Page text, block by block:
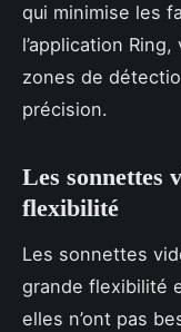
qui minimise les
l’application
zones de
précision.
Les sonnettes
flexibilité
Les sonnettes
grande flexibilité
elles n’ont pas